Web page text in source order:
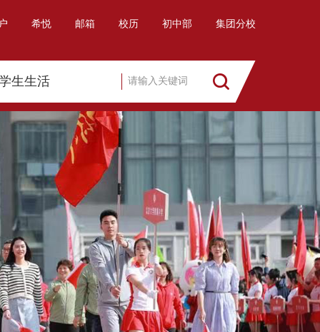
希悦 邮箱 校历 初中部 集团分校
生生活